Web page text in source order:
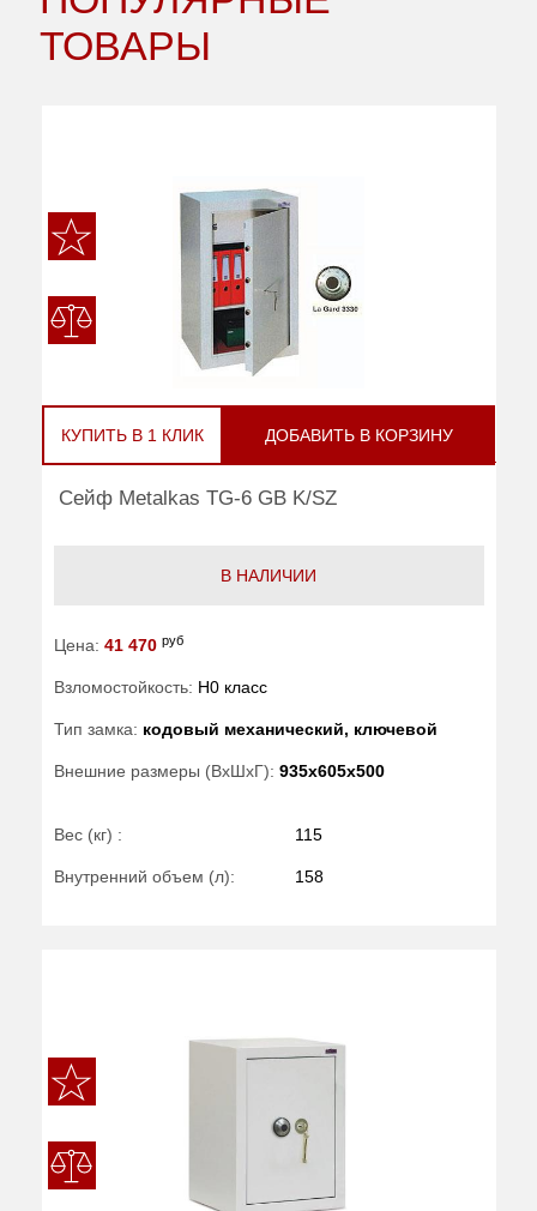
ТОВАРЫ
КУПИТЬ В 1 КЛИК ДОБАВИТЬ В КОРЗИНУ
Сейф Metalkas TG-6 GB K/SZ
В НАЛИЧИИ
Цена: 41 470 руб
Взломостойкость: H0 класс
Тип замка: кодовый механический, ключевой
Внешние размеры (ВхШхГ): 935x605x500
Вес (кг) : 115
Внутренний объем (л): 158